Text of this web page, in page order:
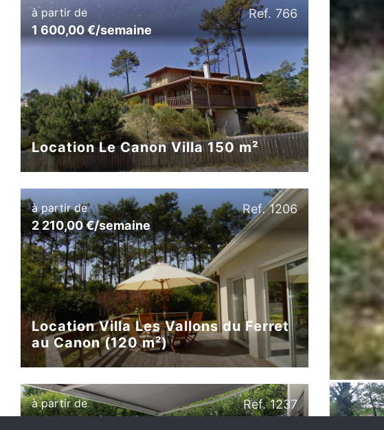
à partir de
1 600,00 €/semaine
Ref. 766
Location Le Canon Villa 150 m²
à partir de
2 210,00 €/semaine
Ref. 1206
Location Villa Les Vallons du Ferret
au Canon (120 m²)
à partir de
2 980,00 €/semaine
Ref. 1237